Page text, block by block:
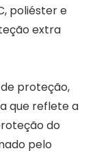
poliéster e
extra
proteção,
que reflete a
do
pelo